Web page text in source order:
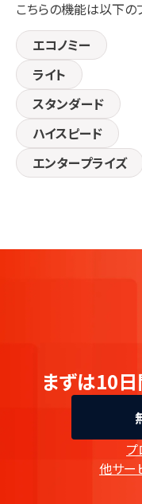
こちらの機能は以下の
エコノミー
ライト
スタンダード
ハイスピード
エンタープライズ
まずは10
他サー